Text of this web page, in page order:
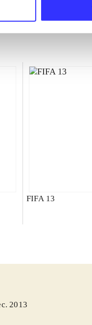
championship
FIFA 13
2013